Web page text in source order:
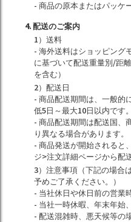
- 商品の原本またはパッケ
4. 配送のご案内
1）送料
- 海外送料はショッピング
に基づいて配送重量別/距
を含む）
2）配送日
- 商品配送期間は、一般的
低5日～最大10日以内です。
- 商品配送期間は配送国、
り異なる場合があります。
- 商品発送が開始されると
ジ>注文詳細ページから配
3）注意事項（下記の場合
予めご了承ください。）
- 当社休日や休日前の営業
- 当社一時休暇、年末年始
- 配送混雑時、悪天候等の